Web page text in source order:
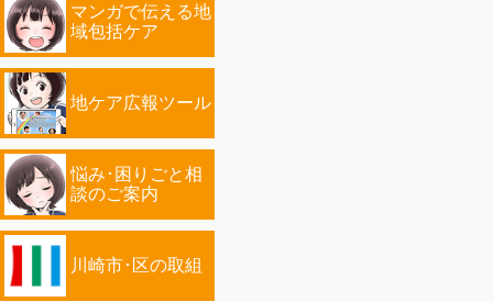
マンガで伝える地
域包括ケア
地ケア広報ツール
悩み･困りごと相
談のご案内
川崎市･区の取組